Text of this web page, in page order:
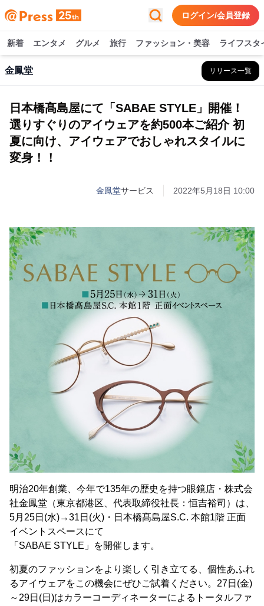
ログイン/会員登録
新着 エンタメ グルメ 旅行 ファッション・美容 ライフスタ
金鳳堂 リリース一覧
日本橋髙島屋にて「SABAE STYLE」開催！
選りすぐりのアイウェアを約500本ご紹介 初
夏に向け、アイウェアでおしゃれスタイルに
変身！！
金鳳堂サービス 2022年5月18日 10:00
明治20年創業、今年で135年の歴史を持つ眼鏡店・株式会
社金鳳堂（東京都港区、代表取締役社長：恒吉裕司）は、
5月25日(水)→31日(火)・日本橋髙島屋S.C. 本館1階 正面
イベントスペースにて
「SABAE STYLE」を開催します。
初夏のファッションをより楽しく引き立てる、個性あふれ
るアイウェアをこの機会にぜひご試着ください。27日(金)
～29日(日)はカラーコーディネーターによるトータルファ